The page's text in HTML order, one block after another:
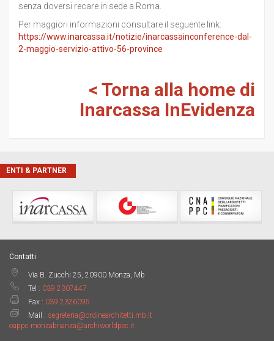
senza doversi recare in sede a Roma.
Per maggiori informazioni consultare il seguente link:
https://www.inarcassa.it/notizie/inarcassainconference-dal-
2-maggio-servizio-attivo-56-province
< Torna alla home di
Inarcassa InEvidenza
ENTI & PARTNER
Contatti
Via B. Zucchi 25, 20900 Monza, Mb
Tel : 039.2307447
Fax : 039.2326095
Mail : segreteria@ordinearchitetti.mb.it
oappc.monzabrianza@archiworldpec.it